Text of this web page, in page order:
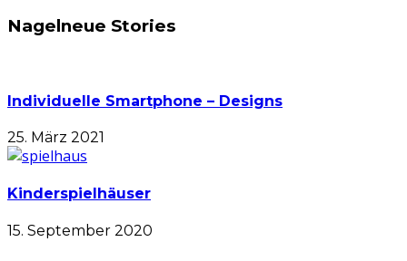
Nagelneue Stories
Individuelle Smartphone – Designs
25. März 2021
Kinderspielhäuser
15. September 2020